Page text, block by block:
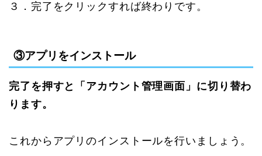
３．完了をクリックすれば終わりです。
③アプリをインストール
完了を押すと「アカウント管理画面」に切り替わ
ります。
これからアプリのインストールを行いましょう。